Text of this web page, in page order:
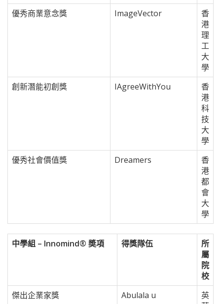
優秀商業意念獎
ImageVector
香
港
理
工
大
學
創新潛能初創獎
IAgreeWithYou
香
港
科
技
大
學
優秀社會價值獎
Dreamers
香
港
都
會
大
學
中學組 – Innomind® 奬項 得獎隊伍
所
屬
院
校
傑出企業家獎
Abulala u
英